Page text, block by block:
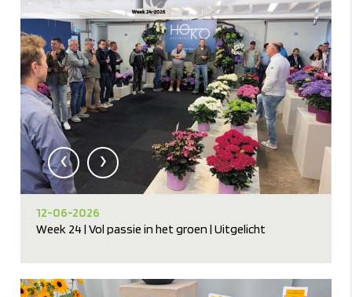
‹ ›
12-06-2026
Week 24 | Vol passie in het groen | Uitgelicht